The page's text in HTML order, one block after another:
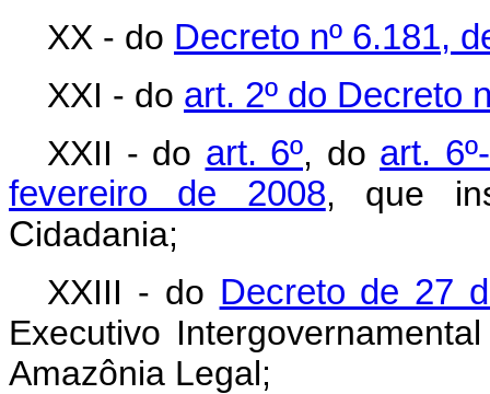
XX - do Decreto nº 6.181,
XXI - do art. 2º do Decreto
XXII - do art. 6º, do art.
fevereiro de 2008, que
Cidadania;
XXIII - do Decreto de 27
Executivo
Amazônia Legal;